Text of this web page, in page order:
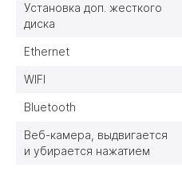
Установка доп. жесткого
диска
Ethernet
WIFI
Bluetooth
Веб-камера, выдвигается
и убирается нажатием